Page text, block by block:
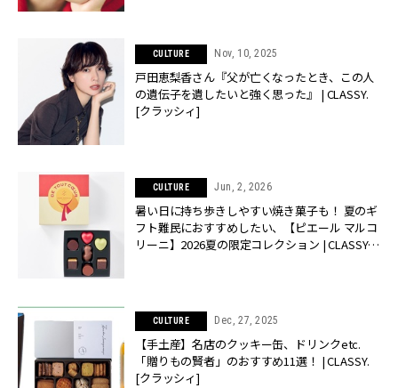
CULTURE Nov, 10, 2025
戸田恵梨香さん『父が亡くなったとき、この人
の遺伝子を遺したいと強く思った』 | CLASSY.
[クラッシィ]
CULTURE Jun, 2, 2026
暑い日に持ち歩きしやすい焼き菓子も！ 夏のギ
フト難民におすすめしたい、【ピエール マルコ
リーニ】2026夏の限定コレクション | CLASSY.
CULTURE Dec, 27, 2025
【手土産】名店のクッキー缶、ドリンクetc.
「贈りもの賢者」のおすすめ11選！ | CLASSY.
[クラッシィ]